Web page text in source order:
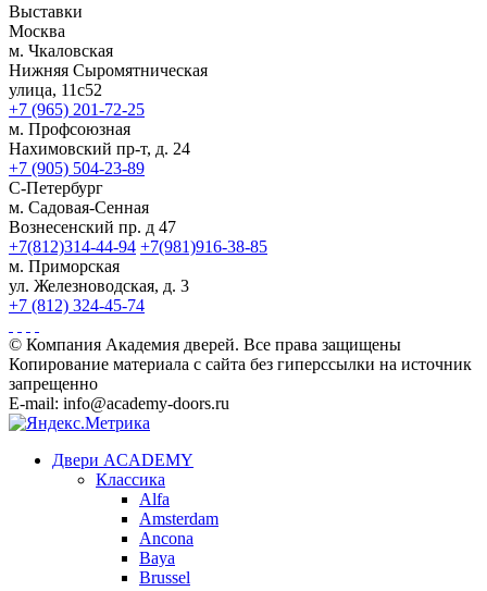
Выставки
Москва
м. Чкаловская
Нижняя Сыромятническая
улица, 11с52
+7 (965) 201-72-25
м. Профсоюзная
Нахимовский пр-т, д. 24
+7 (905) 504-23-89
С-Петербург
м. Садовая-Сенная
Вознесенский пр. д 47
+7(812)314-44-94 +7(981)916-38-85
м. Приморская
ул. Железноводская, д. 3
+7 (812) 324-45-74
© Компания Академия дверей. Все права защищены
Копирование материала с сайта без гиперссылки на источник
запрещенно
E-mail: info@academy-doors.ru
Двери ACADEMY
Классика
Alfa
Amsterdam
Ancona
Baya
Brussel